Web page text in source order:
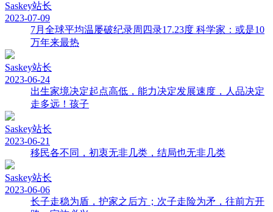
Saskey站长
2023-07-09
7月全球平均温屡破纪录周四录17.23度 科学家：或是10
万年来最热
Saskey站长
2023-06-24
出生家境决定起点高低，能力决定发展速度，人品决定
走多远！孩子
Saskey站长
2023-06-21
移民各不同，初衷无非几类，结局也无非几类
Saskey站长
2023-06-06
长子走稳为盾，护家之后方；次子走险为矛，往前方开